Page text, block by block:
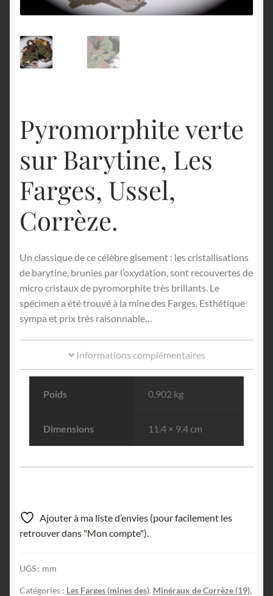
Pyromorphite verte
sur Barytine, Les
Farges, Ussel,
Corrèze.
Un classique de ce célèbre gisement : les cristallisations
de barytine, brunies par l’oxydation, sont recouvertes de
micro cristaux de pyromorphite très brillants. Le
spécimen a été trouvé à la mine des Farges. Esthétique
sympa et prix très raisonnable…
Informations complémentaires
Poids 0.902 kg
Dimensions 11.4 × 9.4 cm
Ajouter à ma liste d’envies (pour facilement les
retrouver dans "Mon compte").
UGS : mm
Catégories : Les Farges (mines des), Minéraux de Corrèze (19),